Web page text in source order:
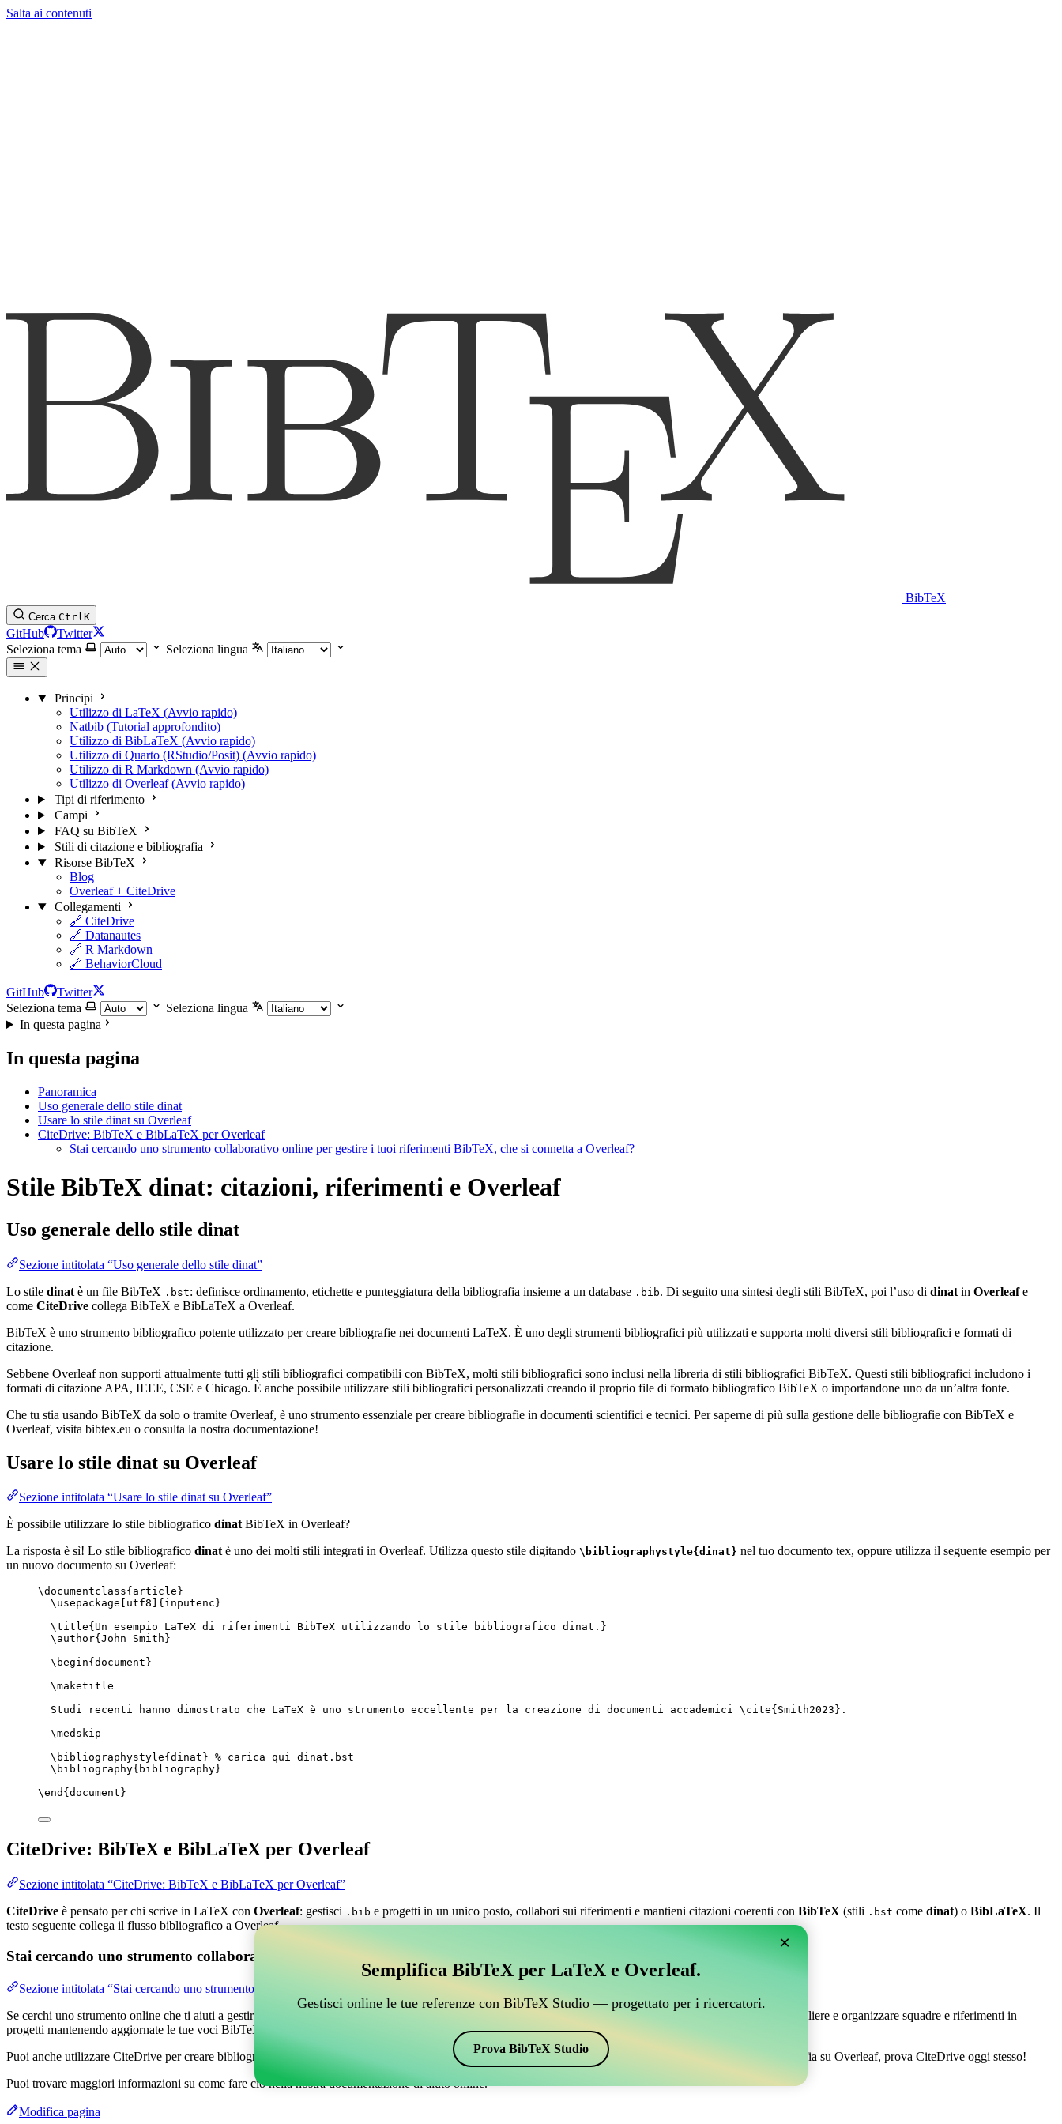
Salta ai contenuti
BibTeX
Cerca CtrlK
GitHub
Twitter
Seleziona tema
Seleziona lingua
Principi
Utilizzo di LaTeX (Avvio rapido)
Natbib (Tutorial approfondito)
Utilizzo di BibLaTeX (Avvio rapido)
Utilizzo di Quarto (RStudio/Posit) (Avvio rapido)
Utilizzo di R Markdown (Avvio rapido)
Utilizzo di Overleaf (Avvio rapido)
Tipi di riferimento
Campi
FAQ su BibTeX
Stili di citazione e bibliografia
Risorse BibTeX
Blog
Overleaf + CiteDrive
Collegamenti
🔗 CiteDrive
🔗 Datanautes
🔗 R Markdown
🔗 BehaviorCloud
GitHub
Twitter
Seleziona tema
Seleziona lingua
In questa pagina
In questa pagina
Panoramica
Uso generale dello stile dinat
Usare lo stile dinat su Overleaf
CiteDrive: BibTeX e BibLaTeX per Overleaf
Stai cercando uno strumento collaborativo online per gestire i tuoi riferimenti BibTeX, che si connetta a Overleaf?
Stile BibTeX dinat: citazioni, riferimenti e Overleaf
Uso generale dello stile dinat
Sezione intitolata “Uso generale dello stile dinat”
Lo stile dinat è un file BibTeX .bst: definisce ordinamento, etichette e punteggiatura della bibliografia insieme a un database .bib. Di seguito una sintesi degli stili BibTeX, poi l’uso di dinat in Overleafe
come CiteDrive collega BibTeX e BibLaTeX a Overleaf.
BibTeX è uno strumento bibliografico potente utilizzato per creare bibliografie nei documenti LaTeX. È uno degli strumenti bibliografici più utilizzati e supporta molti diversi stili bibliografici e formati di
citazione.
Sebbene Overleaf non supporti attualmente tutti gli stili bibliografici compatibili con BibTeX, molti stili bibliografici sono inclusi nella libreria di stili bibliografici BibTeX. Questi stili bibliografici includono i
formati di citazione APA, IEEE, CSE e Chicago. È anche possibile utilizzare stili bibliografici personalizzati creando il proprio file di formato bibliografico BibTeX o importandone uno da un’altra fonte.
Che tu stia usando BibTeX da solo o tramite Overleaf, è uno strumento essenziale per creare bibliografie in documenti scientifici e tecnici. Per saperne di più sulla gestione delle bibliografie con BibTeX e
Overleaf, visita bibtex.eu o consulta la nostra documentazione!
Usare lo stile dinat su Overleaf
Sezione intitolata “Usare lo stile dinat su Overleaf”
È possibile utilizzare lo stile bibliografico dinatBibTeX in Overleaf?
La risposta è sì! Lo stile bibliografico dinatè uno dei molti stili integrati in Overleaf. Utilizza questo stile digitando \bibliographystyle{dinat} nel tuo documento tex, oppure utilizza il seguente esempio per
un nuovo documento su Overleaf:
\documentclass{ article }
\usepackage
utf8 ]{ inputenc }
\title{Un esempio LaTeX di riferimenti BibTeX utilizzando lo stile bibliografico dinat.}
\author{John Smith}
\begin{ document }
\maketitle
Studi recenti hanno dimostrato che LaTeX è uno strumento eccellente per la creazione di documenti accademici \cite{ Smith2023 }.
\medskip
\bibliographystyle{dinat} % carica qui dinat.bst
\bibliography{bibliography}
\end { document }
CiteDrive: BibTeX e BibLaTeX per Overleaf
Sezione intitolata “CiteDrive: BibTeX e BibLaTeX per Overleaf”
CiteDrive è pensato per chi scrive in LaTeX con Overleaf: gestisci .bib e progetti in un unico posto, collabori sui riferimenti e mantieni citazioni coerenti con BibTeX (stili .bst come dinat) o BibLaTeX. Il
testo seguente collega il flusso bibliografico a Overleaf.
Stai cercando uno strumento collaborativo online per gestire i tuoi riferimenti BibTeX, che si connetta a Overleaf?
Sezione intitolata “Stai cercando uno strumento collaborativo online per gestire i tuoi riferimenti BibTeX, che si connetta a Overleaf?”
Se cerchi uno strumento online che ti aiuti a gestire i tuoi riferimenti, citazioni e bibliografia su Overleaf, CiteDrive potrebbe essere perfetto! Ti permette di raccogliere e organizzare squadre e riferimenti in
progetti mantenendo aggiornate le tue voci BibTeX nel tuo progetto Overleaf.
Puoi anche utilizzare CiteDrive per creare bibliografie e citazioni in vari stili, incluso dinat. Quindi, se stai cercando un modo semplice per gestire la tua bibliografia su Overleaf, prova CiteDrive oggi stesso!
Puoi trovare maggiori informazioni su come fare ciò nella nostra documentazione di aiuto online.
Modifica pagina
×
Semplifica BibTeX per LaTeX e Overleaf.
Gestisci online le tue referenze con BibTeX Studio — progettato per i ricercatori.
Prova BibTeX Studio